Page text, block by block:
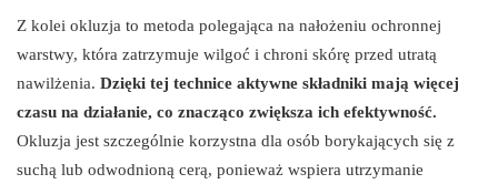
Z kolei okluzja to metoda polegająca na nałożeniu ochronnej
warstwy, która zatrzymuje wilgoć i chroni skórę przed utratą
nawilżenia. Dzięki tej technice aktywne składniki mają więcej
czasu na działanie, co znacząco zwiększa ich efektywność.
Okluzja jest szczególnie korzystna dla osób borykających się z
suchą lub odwodnioną cerą, ponieważ wspiera utrzymanie